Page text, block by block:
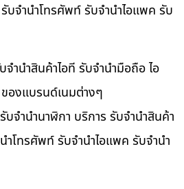
บจำนำโทรศัพท์ รับจำนำไอแพค รับ
ำนำสินค้าไอที รับจำนำมือถือ ไอ
องแบรนด์เนมต่างๆ
จำนำนาฬิกา บริการ รับจำนำสินค้า
ำโทรศัพท์ รับจำนำไอแพค รับจำนำ